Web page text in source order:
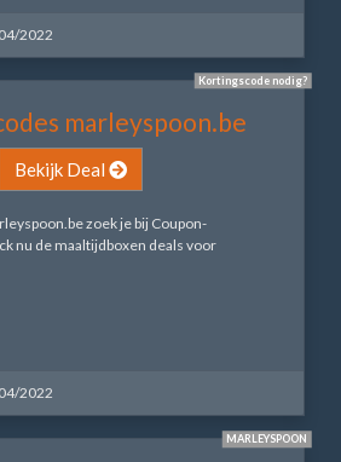
2022
Kortingscode nodig?
marleyspoon.be
Bekijk Deal
zoek je bij Coupon-
nu de maaltijdboxen deals voor
2022
MARLEYSPOON